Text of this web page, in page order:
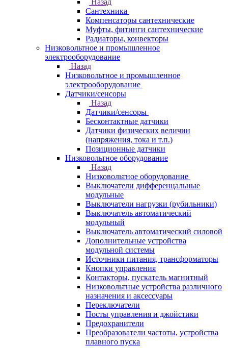
Назад
Сантехника
Компенсаторы сантехнические
Муфты, фитинги сантехнические
Радиаторы, конвекторы
Низковольтное и промышленное
электрооборудование
Назад
Низковольтное и промышленное
электрооборудование
Датчики/сенсоры
Назад
Датчики/сенсоры
Бесконтактные датчики
Датчики физических величин
(напряжения, тока и т.п.)
Позиционные датчики
Низковольтное оборудование
Назад
Низковольтное оборудование
Выключатели дифференцальные
модульные
Выключатели нагрузки (рубильники)
Выключатель автоматический
модульный
Выключатель автоматический силовой
Дополнительные устройства
модульной системы
Источники питания, трансформаторы
Кнопки управления
Контакторы, пускатель магнитный
Низковольтные устройства различного
назначения и аксессуары
Переключатели
Посты управления и джойстики
Предохранители
Преобразователи частоты, устройства
плавного пуска